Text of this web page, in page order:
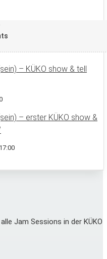
– KÜKO show & tell
– erster KÜKO show &
17:00
Jam Sessions in der KÜKO